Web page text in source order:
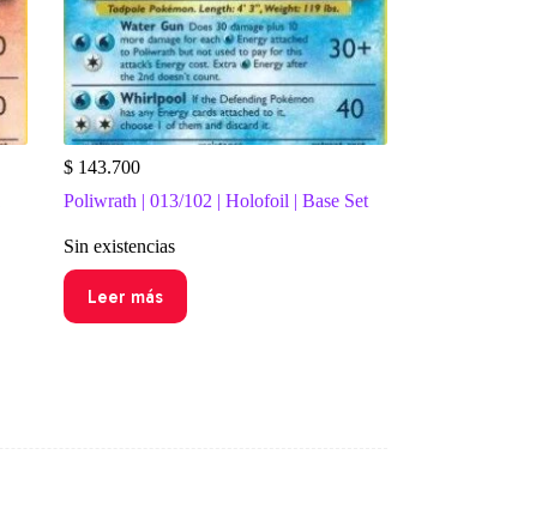
$143.700
Poliwrath | 013/102 | Holofoil | Base Set
Sin existencias
Leer más